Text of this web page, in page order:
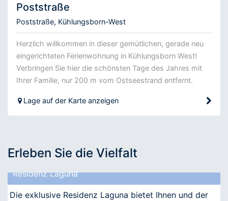
Poststraße
Poststraße, Kühlungsborn-West
Herzlich willkommen in dieser gemütlichen, gerade neu
eingerichteten Ferienwohnung in Kühlungsborn West!
Verbringen Sie hier die schönsten Tage des Jahres mit
Ihrer Familie, nur 200 m vom Ostseestrand entfernt.
Lage auf der Karte anzeigen
Erleben Sie die Vielfalt
Residenz Laguna
Die exklusive Residenz Laguna bietet Ihnen und der